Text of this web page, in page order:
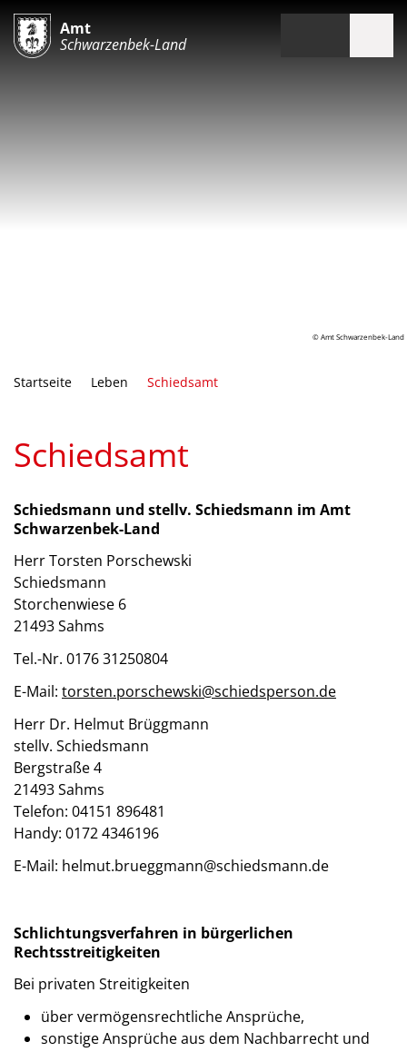
Amt
Schwarzenbek-Land
© Amt Schwarzenbek-Land
Startseite Leben Schiedsamt
Schiedsamt
Schiedsmann und stellv. Schiedsmann im Amt
Schwarzenbek-Land
Herr Torsten Porschewski
Schiedsmann
Storchenwiese 6
21493 Sahms
Tel.-Nr. 0176 31250804
E-Mail: torsten.porschewski@schiedsperson.de
Herr Dr. Helmut Brüggmann
stellv. Schiedsmann
Bergstraße 4
21493 Sahms
Telefon: 04151 896481
Handy: 0172 4346196
E-Mail: helmut.brueggmann@schiedsmann.de
Schlichtungsverfahren in bürgerlichen
Rechtsstreitigkeiten
Bei privaten Streitigkeiten
über vermögensrechtliche Ansprüche,
sonstige Ansprüche aus dem Nachbarrecht und